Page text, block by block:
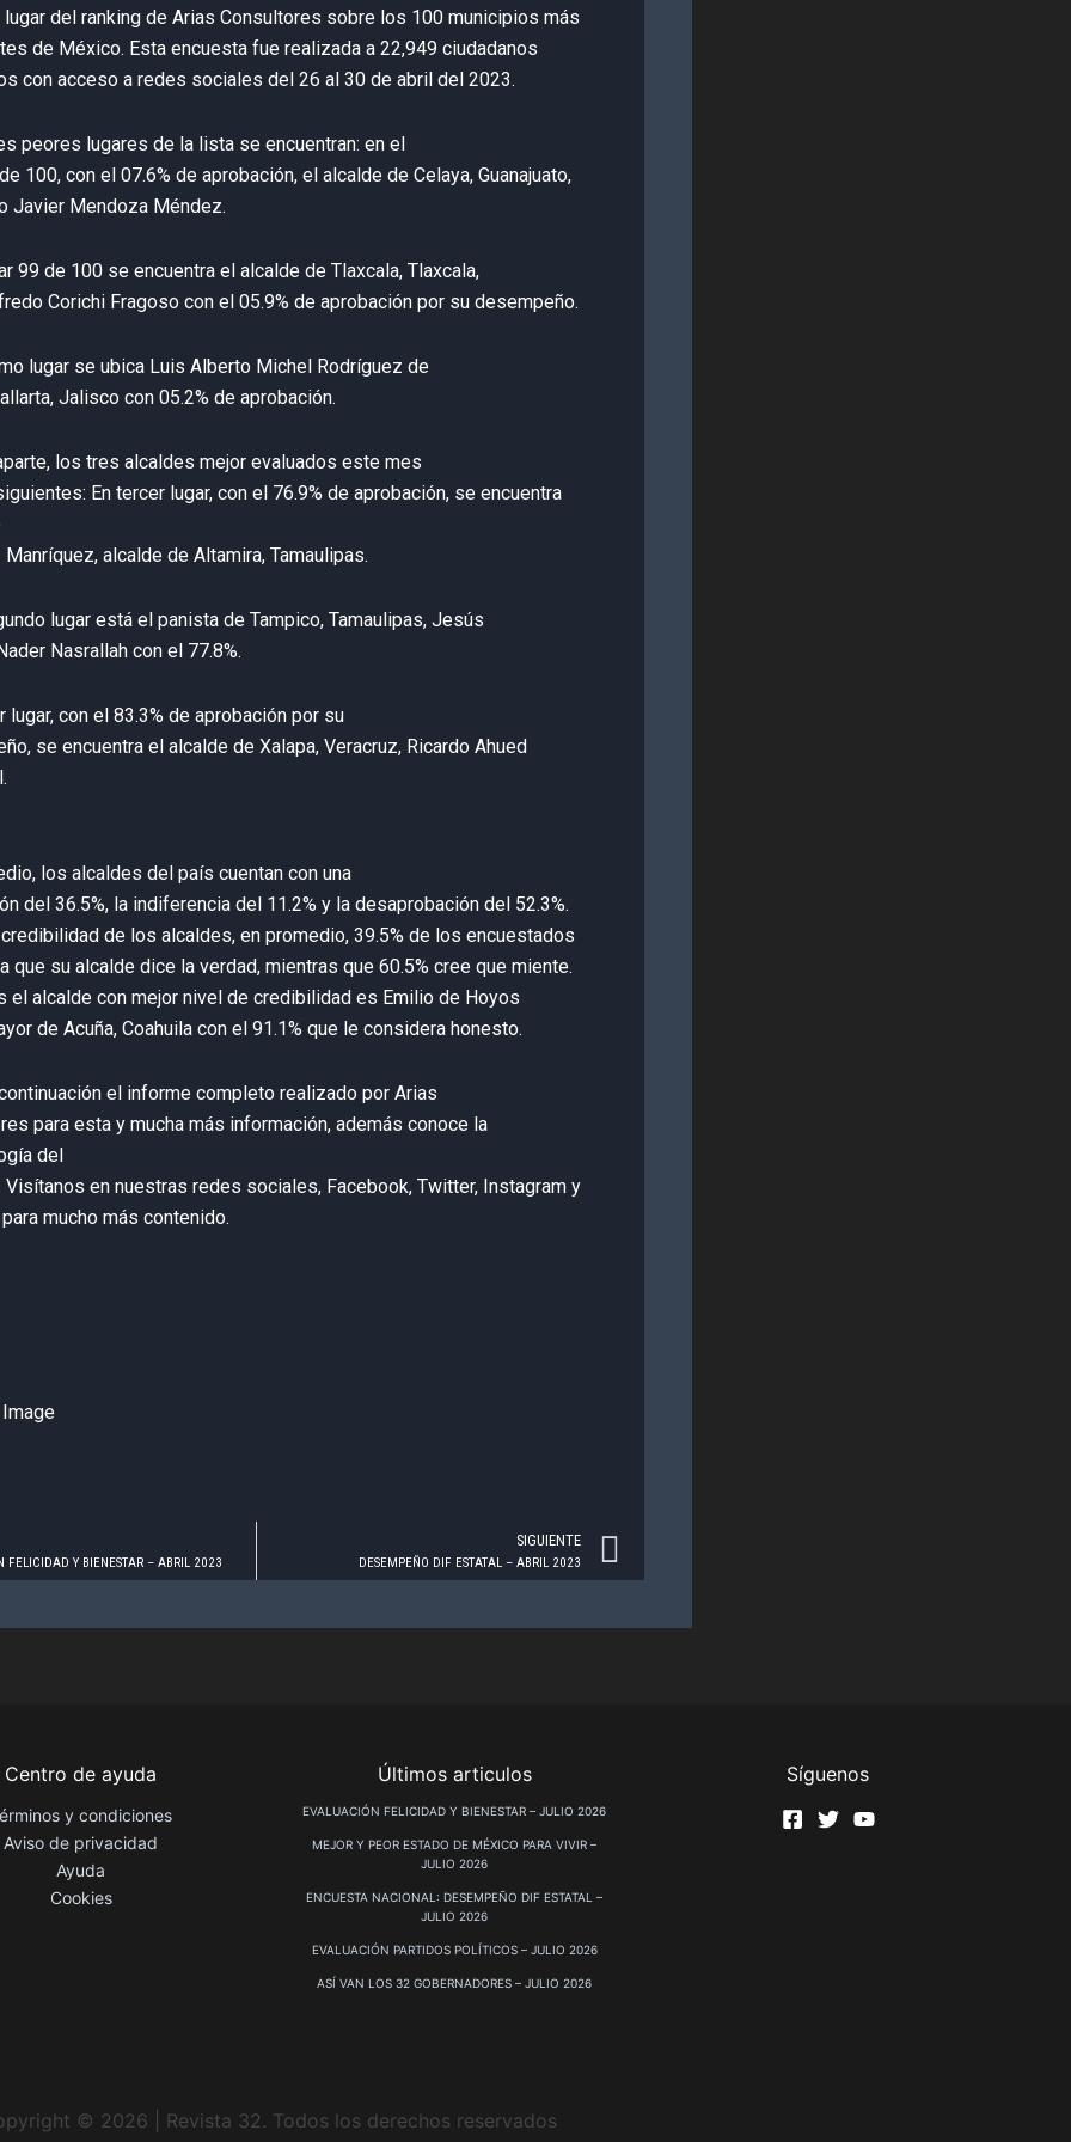
lugar del ranking de Arias Consultores sobre los 100 municipios más
de México. Esta encuesta fue realizada a 22,949 ciudadanos
con acceso a redes sociales del 26 al 30 de abril del 2023.
peores lugares de la lista se encuentran: en el
100, con el 07.6% de aprobación, el alcalde de Celaya, Guanajuato,
Javier Mendoza Méndez.
99 de 100 se encuentra el alcalde de Tlaxcala, Tlaxcala,
Corichi Fragoso con el 05.9% de aprobación por su desempeño.
lugar se ubica Luis Alberto Michel Rodríguez de
Jalisco con 05.2% de aprobación.
los tres alcaldes mejor evaluados este mes
En tercer lugar, con el 76.9% de aprobación, se encuentra
alcalde de Altamira, Tamaulipas.
lugar está el panista de Tampico, Tamaulipas, Jesús
Nasrallah con el 77.8%.
lugar, con el 83.3% de aprobación por su
se encuentra el alcalde de Xalapa, Veracruz, Ricardo Ahued
los alcaldes del país cuentan con una
del 36.5%, la indiferencia del 11.2% y la desaprobación del 52.3%.
de los alcaldes, en promedio, 39.5% de los encuestados
que su alcalde dice la verdad, mientras que 60.5% cree que miente.
el alcalde con mejor nivel de credibilidad es Emilio de Hoyos
de Acuña, Coahuila con el 91.1% que le considera honesto.
el informe completo realizado por Arias
para esta y mucha más información, además conoce la
del
Visítanos en nuestras redes sociales, Facebook, Twitter, Instagram y
para mucho más contenido.
FELICIDAD Y BIENESTAR – ABRIL 2023
SIGUIENTE
DESEMPEÑO DIF ESTATAL – ABRIL 2023
Centro de ayuda
y condiciones
Aviso de privacidad
Ayuda
Cookies
Últimos articulos
EVALUACIÓN FELICIDAD Y BIENESTAR – JULIO 2026
MEJOR Y PEOR ESTADO DE MÉXICO PARA VIVIR –
JULIO 2026
ENCUESTA NACIONAL: DESEMPEÑO DIF ESTATAL –
JULIO 2026
EVALUACIÓN PARTIDOS POLÍTICOS – JULIO 2026
ASÍ VAN LOS 32 GOBERNADORES – JULIO 2026
Síguenos
© 2026 | Revista 32. Todos los derechos reservados